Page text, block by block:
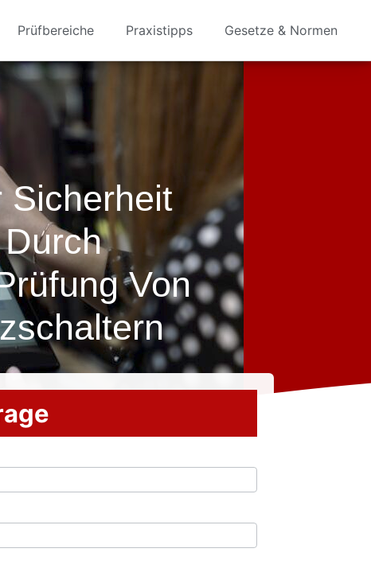
Prüfbereiche Praxistipps Gesetze & Normen
Sicherheit
Von